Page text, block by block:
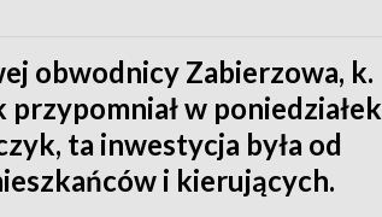
obwodnicy Zabierzowa, k.
w poniedziałek
ta inwestycja była od
i kierujących.